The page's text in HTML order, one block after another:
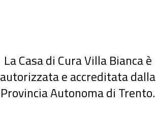
La Casa di Cura Villa Bianca è
autorizzata e accreditata dalla
Provincia Autonoma di Trento.